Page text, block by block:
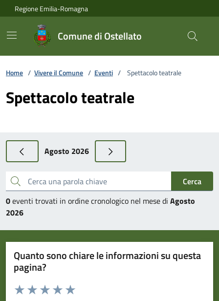
Vai ai contenuti
Vai al footer
Regione Emilia-Romagna
Comune di Ostellato
Home / Vivere il Comune / Eventi / Spettacolo teatrale
Spettacolo teatrale
Agosto 2026
Cerca una parola chiave
Cerca
0eventi trovati in ordine cronologico nel mese di Agosto
2026
Quanto sono chiare le informazioni su questa
pagina?
Valuta da 1 a 5 stelle la pagina